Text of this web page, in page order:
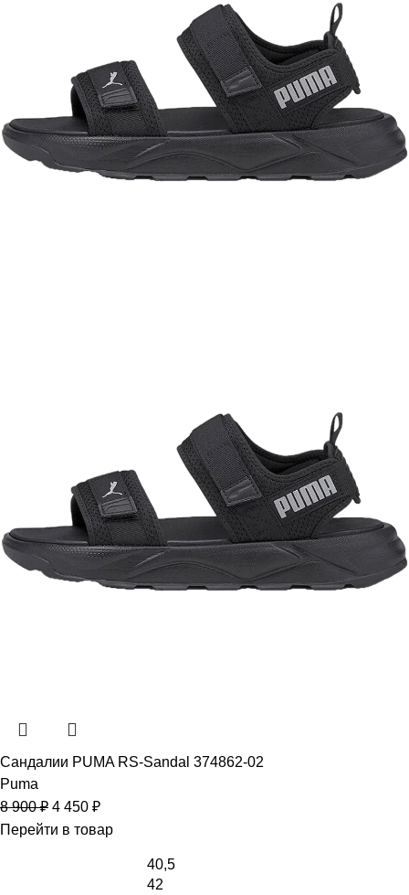
Сандалии PUMA RS-Sandal 374862-02
Puma
8 900₽ 4 450 ₽
Перейти в товар
40,5
42